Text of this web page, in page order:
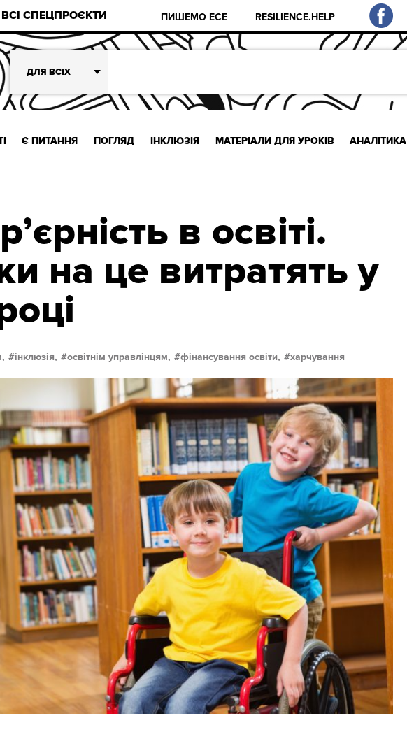
ВСІ СПЕЦПРОЄКТИ ПИШЕМО ЕСЕ RESILIENCE.HELP
ДЛЯ ВСІХ
Є ПИТАННЯ ПОГЛЯД ІНКЛЮЗІЯ МАТЕРІАЛИ ДЛЯ УРОКІВ АНАЛІТИКА
в освіті.
на це витратять у
інклюзія, освітнім управлінцям, фінансування освіти, харчування